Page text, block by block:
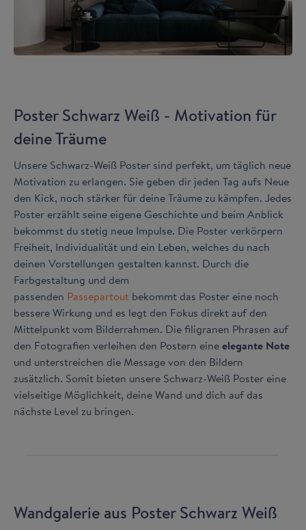
Poster Schwarz Weiß - Motivation für
deine Träume
Unsere Schwarz-Weiß Poster sind perfekt, um täglich neue
Motivation zu erlangen. Sie geben dir jeden Tag aufs Neue
den Kick, noch stärker für deine Träume zu kämpfen. Jedes
Poster erzählt seine eigene Geschichte und beim Anblick
bekommst du stetig neue Impulse. Die Poster verkörpern
Freiheit, Individualität und ein Leben, welches du nach
deinen Vorstellungen gestalten kannst. Durch die
Farbgestaltung und dem
passenden Passepartout bekommt das Poster eine noch
bessere Wirkung und es legt den Fokus direkt auf den
Mittelpunkt vom Bilderrahmen. Die filigranen Phrasen auf
den Fotografien verleihen den Postern eineelegante Note
und unterstreichen die Message von den Bildern
zusätzlich. Somit bieten unsere Schwarz-Weiß Poster eine
vielseitige Möglichkeit, deine Wand und dich auf das
nächste Level zu bringen.
Wandgalerie aus Poster Schwarz Weiß